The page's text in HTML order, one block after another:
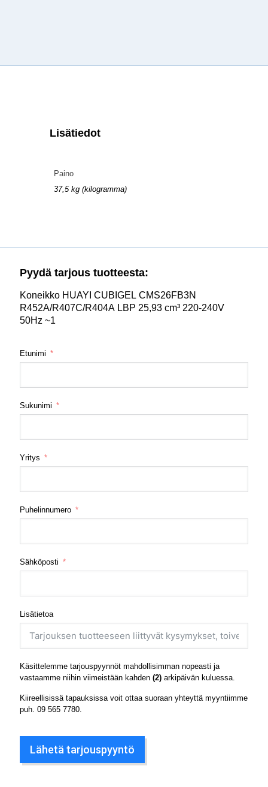
Lisätiedot
Paino
37,5 kg (kilogramma)
Pyydä tarjous tuotteesta:
Koneikko HUAYI CUBIGEL CMS26FB3N
R452A/R407C/R404A LBP 25,93 cm³ 220-240V
50Hz ~1
Etunimi
Sukunimi
Yritys
Puhelinnumero
Sähköposti
Lisätietoa
Käsittelemme tarjouspyynnöt mahdollisimman nopeasti ja
vastaamme niihin viimeistään kahden (2) arkipäivän kuluessa.
Kiireellisissä tapauksissa voit ottaa suoraan yhteyttä myyntiimme
puh. 09 565 7780
Lähetä tarjouspyyntö